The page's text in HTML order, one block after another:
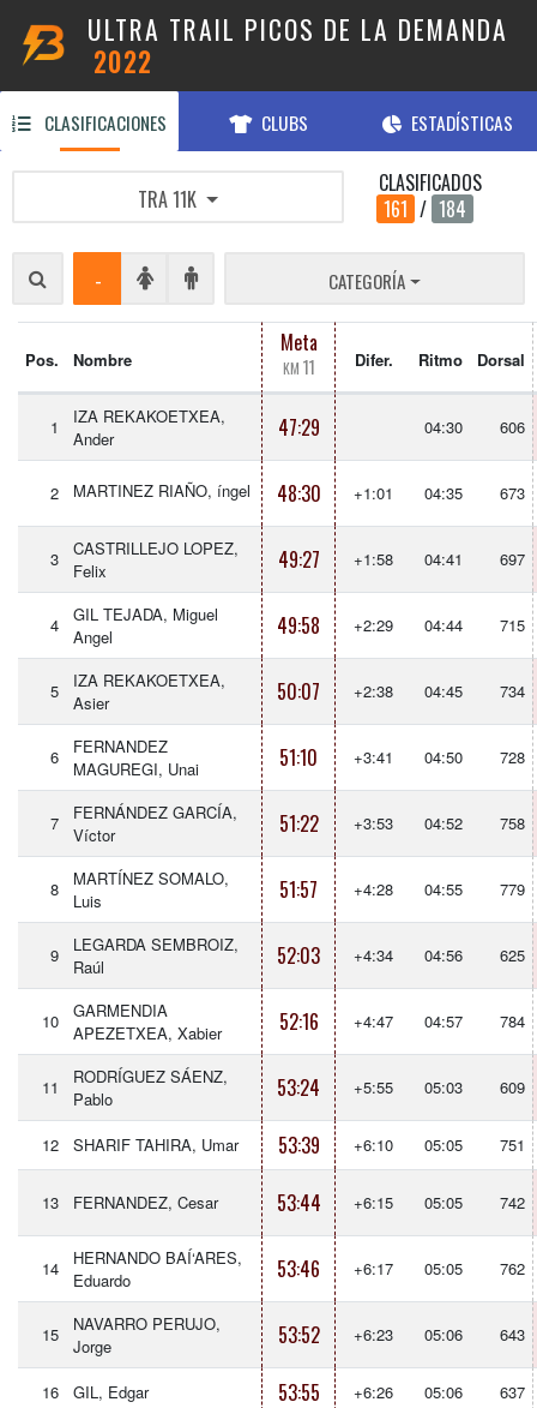
ULTRA TRAIL PICOS DE LA DEMANDA
2022
CLASIFICACIONES CLUBS ESTADÍSTICAS
TRA 11K
CLASIFICADOS
161 / 184
- CATEGORÍA
Pos. Nombre
Meta
KM 11 Difer. Ritmo Dorsal
1
IZA REKAKOETXEA,
Ander
47:29 04:30 606
2 MARTINEZ RIAÑO, íngel 48:30 +1:01 04:35 673
3
CASTRILLEJO LOPEZ,
Felix
49:27 +1:58 04:41 697
4
GIL TEJADA, Miguel
Angel
49:58 +2:29 04:44 715
5
IZA REKAKOETXEA,
Asier
50:07 +2:38 04:45 734
6
FERNANDEZ
MAGUREGI, Unai
51:10 +3:41 04:50 728
7
FERNÁNDEZ GARCÍA,
Víctor
51:22 +3:53 04:52 758
8
MARTÍNEZ SOMALO,
Luis
51:57 +4:28 04:55 779
9
LEGARDA SEMBROIZ,
Raúl
52:03 +4:34 04:56 625
10
GARMENDIA
APEZETXEA, Xabier
52:16 +4:47 04:57 784
11
RODRÍGUEZ SÁENZ,
Pablo
53:24 +5:55 05:03 609
12 SHARIF TAHIRA, Umar 53:39 +6:10 05:05 751
13 FERNANDEZ, Cesar 53:44 +6:15 05:05 742
14
HERNANDO BAÍ‘ARES,
Eduardo
53:46 +6:17 05:05 762
15
NAVARRO PERUJO,
Jorge
53:52 +6:23 05:06 643
16 GIL, Edgar 53:55 +6:26 05:06 637